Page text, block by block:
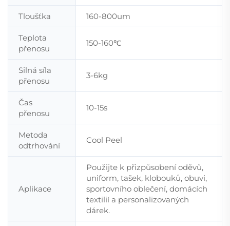
Tloušťka 160-800um
Teplota
přenosu
150-160℃
Silná síla
přenosu
3-6kg
Čas
přenosu
10-15s
Metoda
odtrhování
Cool Peel
Aplikace
Použijte k přizpůsobení oděvů,
uniform, tašek, klobouků, obuvi,
sportovního oblečení, domácích
textilií a personalizovaných
dárek.